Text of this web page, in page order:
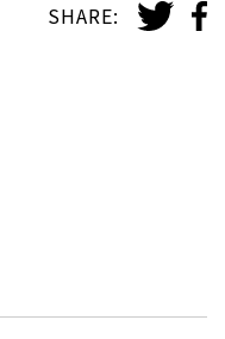
SHARE: